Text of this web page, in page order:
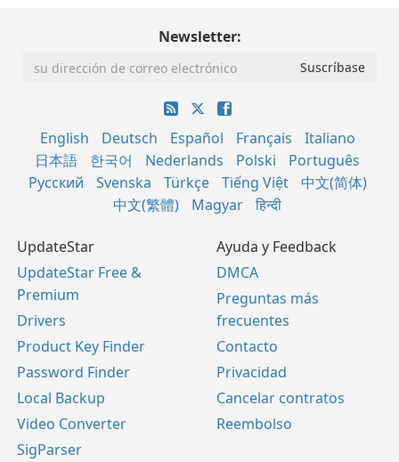
Newsletter:
English Deutsch Español Français
Italiano
日本語
한국어 Nederlands Polski
Português
Русский
Svenska Türkçe Tiếng Việt
中文(简体)
中文(繁體)
Magyar हिन्दी
UpdateStar
UpdateStar Free &
Premium
Drivers
Product Key Finder
Password Finder
Local Backup
Video Converter
SigParser
Ayuda y Feedback
DMCA
Preguntas más
frecuentes
Contacto
Privacidad
Cancelar contratos
Reembolso